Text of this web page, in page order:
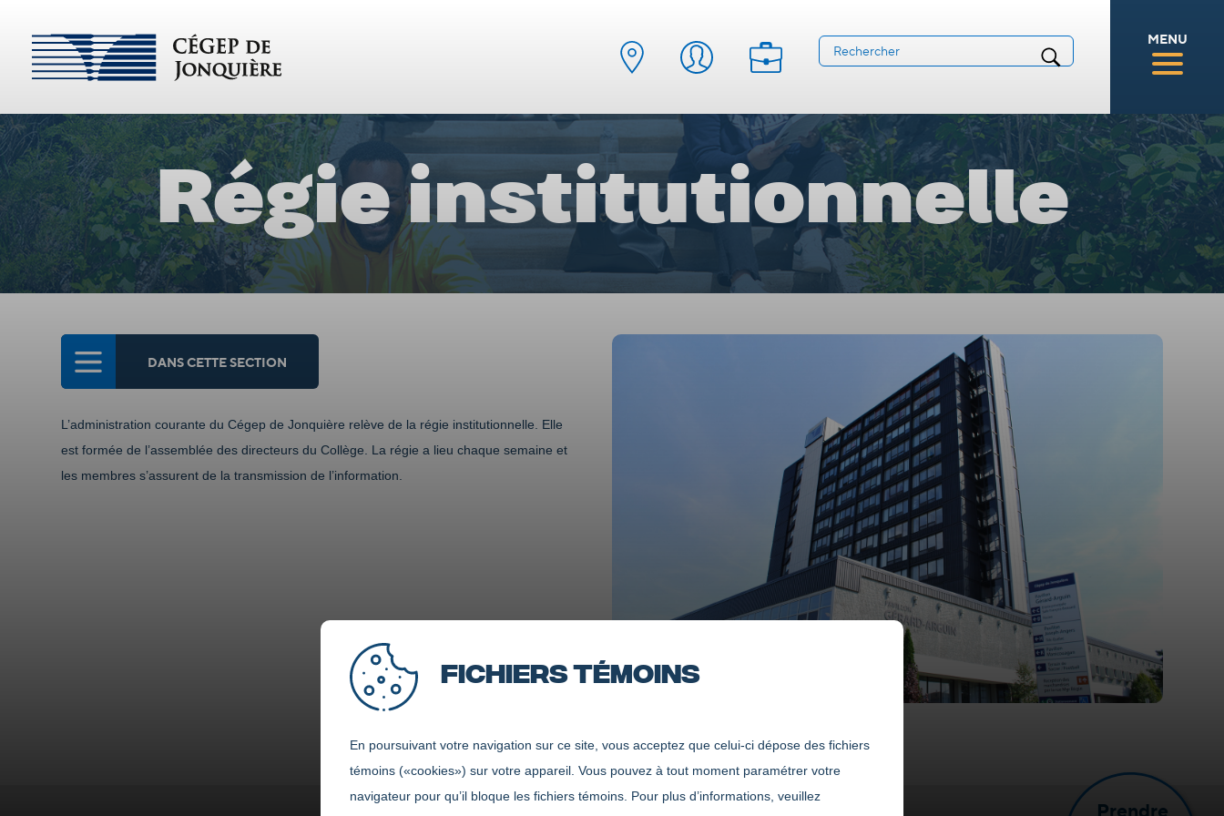
Fichiers témoins
En poursuivant votre navigation sur ce site, vous acceptez que celui-ci dépose des fichiers
témoins («cookies») sur votre appareil. Vous pouvez à tout moment paramétrer votre
navigateur pour qu’il bloque les fichiers témoins. Pour plus d’informations, veuillez
MENU
Régie institutionnelle
DANS CETTE SECTION
L’administration courante du Cégep de Jonquière relève de la régie institutionnelle. Elle
est formée de l’assemblée des directeurs du Collège. La régie a lieu chaque semaine et
les membres s’assurent de la transmission de l’information.
Prendre